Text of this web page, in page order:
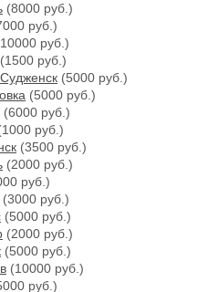
(8000 руб.)
руб.)
руб.)
(1500 руб.)
(5000 руб.)
(5000 руб.)
(6000 руб.)
руб.)
(3500 руб.)
(2000 руб.)
руб.)
(3000 руб.)
(5000 руб.)
(2000 руб.)
(5000 руб.)
(10000 руб.)
руб.)